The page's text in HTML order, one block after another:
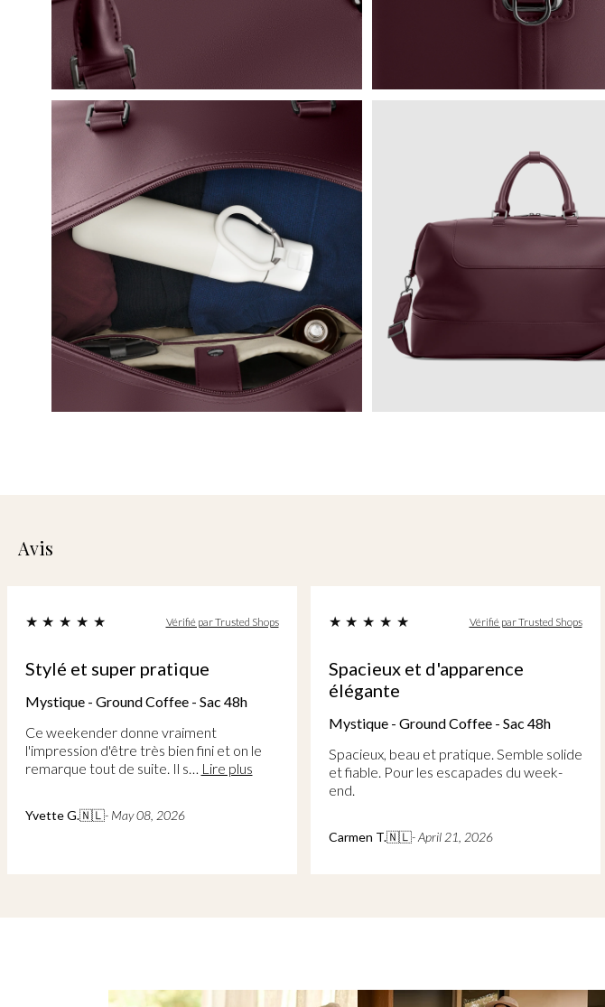
Avis
Vérifié par Trusted Shops
Spacieux et d'apparence
Spacieux, beau et pratique. Semble solide
et fiable. Pour les escapades du week-
Vérifié par Trusted Shops
Qualité
Mystique - Cherry Lacquer - Sac 48h
Qualité
Isabelle B.🇫🇷 - December 22, 2025